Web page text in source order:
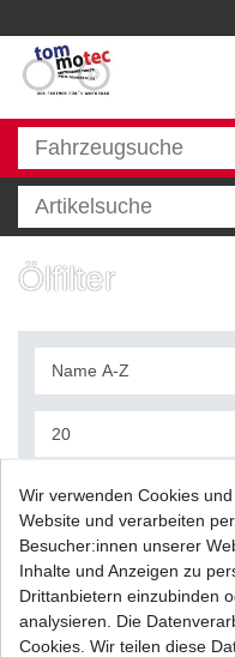
Ölfilter
Ölfilter
UVP
Wir verwenden Cookies
Website und verarbeiten
Besucher:innen unserer
Inhalte und Anzeigen zu
Drittanbietern einzubinden
analysieren. Die
Cookies. Wir teilen diese